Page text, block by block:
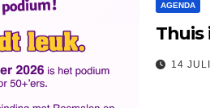
AGENDA
Thuis
14